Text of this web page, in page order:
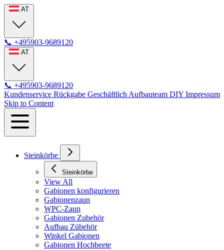
AT
📞 +495903-9689120
AT
📞 +495903-9689120
Kundenservice Rückgabe Geschäftlich Aufbauteam DIY Impressum
Skip to Content
Steinkörbe
Steinkörbe
View All
Gabionen konfigurieren
Gabionenzaun
WPC-Zaun
Gabionen Zubehör
Aufbau Zübehör
Winkel Gabionen
Gabionen Hochbeete